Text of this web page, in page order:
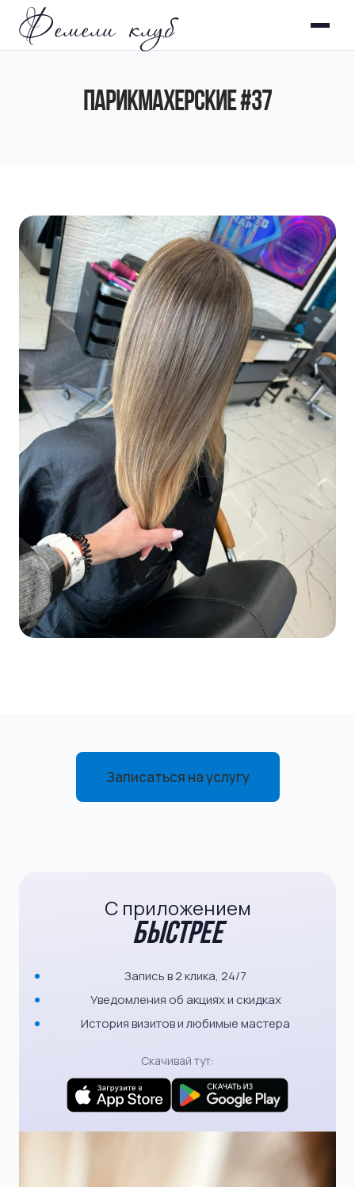
Фемели клуб
ПАРИКМАХЕРСКИЕ #37
Записаться на услугу
С приложением
быстрее
Запись в 2 клика, 24/7
Уведомления об акциях и скидках
История визитов и любимые мастера
Скачивай тут: